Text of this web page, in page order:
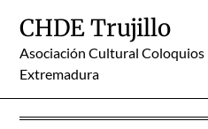
content
CHDE Trujillo
Asociación Cultural
Extremadura